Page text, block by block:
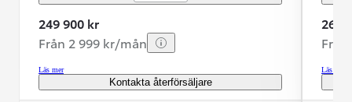
249 900 kr
Från 2 999 kr/mån
Läs mer
Kontakta återförsäljare
269
Läs mer